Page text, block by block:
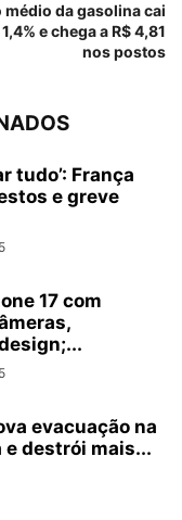
médio da gasolina cai
e chega a R$ 4,81
nos postos
tudo’: França
e greve
17 com
evacuação na
e destrói mais...